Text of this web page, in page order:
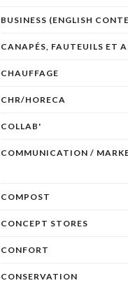
BUSINESS (ENGLISH
CANAPÉS, FAUTEUILS ET
CHAUFFAGE
CHR/HORECA
COLLAB'
COMMUNICATION /
COMPOST
CONCEPT STORES
CONFORT
CONSERVATION